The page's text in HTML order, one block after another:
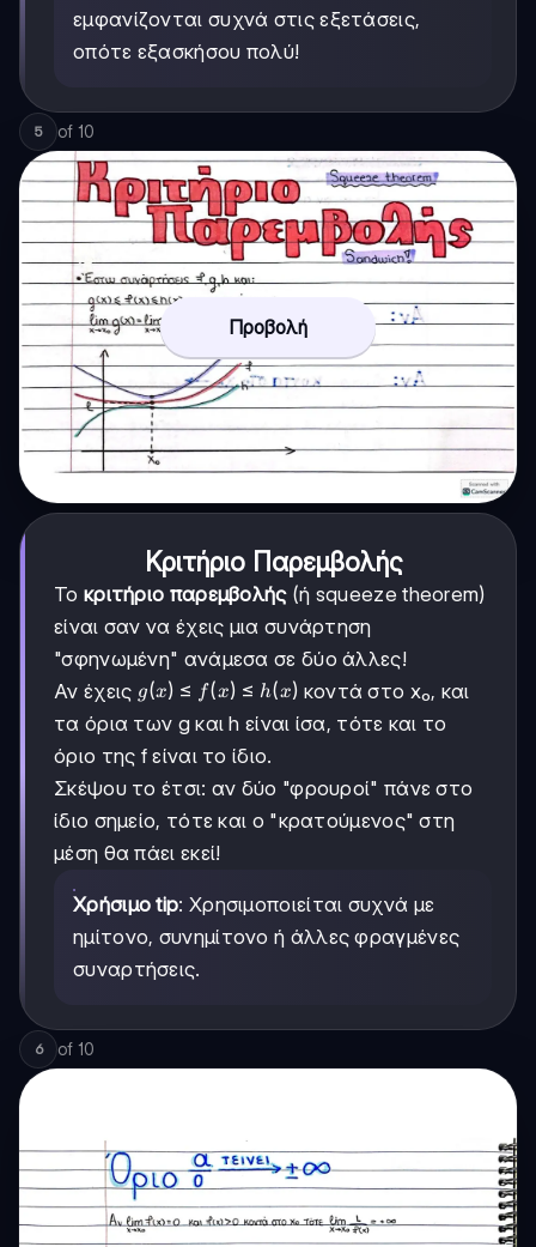
εμφανίζονται συχνά στις εξετάσεις,
οπότε εξασκήσου πολύ!
5 of 10
Προβολή
Κριτήριο Παρεμβολής
Το κριτήριο παρεμβολής(ή squeeze theorem)
είναι σαν να έχεις μια συνάρτηση
"σφηνωμένη" ανάμεσα σε δύο άλλες!
Αν έχεις g(x)
\leq
f(x)
\leq
h(x)
g(x) ≤ f(x) ≤ h(x) κοντά στο x₀, και
τα όρια των g και h είναι ίσα, τότε και το
όριο της f είναι το ίδιο.
Σκέψου το έτσι: αν δύο "φρουροί" πάνε στο
ίδιο σημείο, τότε και ο "κρατούμενος" στη
μέση θα πάει εκεί!
Χρήσιμο tip: Χρησιμοποιείται συχνά με
ημίτονο, συνημίτονο ή άλλες φραγμένες
συναρτήσεις.
6 of 10